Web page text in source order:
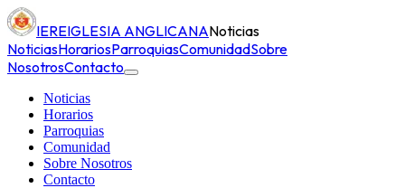
IEREIGLESIA ANGLICANANoticias
NoticiasHorariosParroquiasComunidadSobre
NosotrosContacto
Noticias
Horarios
Parroquias
Comunidad
Sobre Nosotros
Contacto